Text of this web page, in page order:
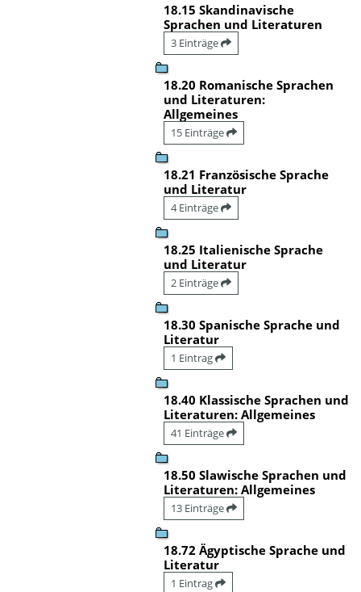
18.15 Skandinavische
Sprachen und Literaturen
3 Einträge
18.20 Romanische Sprachen
und Literaturen:
Allgemeines
15 Einträge
18.21 Französische Sprache
und Literatur
4 Einträge
18.25 Italienische Sprache
und Literatur
2 Einträge
18.30 Spanische Sprache und
Literatur
1 Eintrag
18.40 Klassische Sprachen und
Literaturen: Allgemeines
41 Einträge
18.50 Slawische Sprachen und
Literaturen: Allgemeines
13 Einträge
18.72 Ägyptische Sprache und
Literatur
1 Eintrag